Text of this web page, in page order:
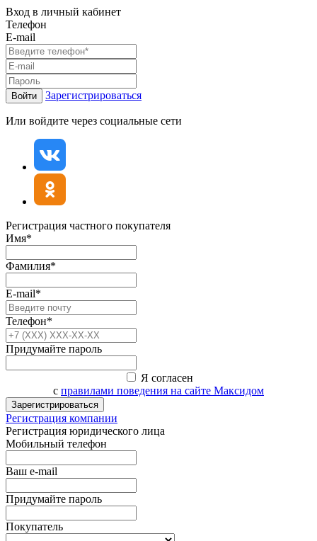
Вход в личный кабинет
Телефон
E-mail
Войти Зарегистрироваться
Или войдите через социальные сети
Регистрация частного покупателя
Имя*
Фамилия*
E-mail*
Телефон*
Придумайте пароль
Я согласен
с правилами поведения на сайте Максидом
Зарегистрироваться
Регистрация компании
Регистрация юридического лица
Мобильный телефон
Ваш e-mail
Придумайте пароль
Покупатель